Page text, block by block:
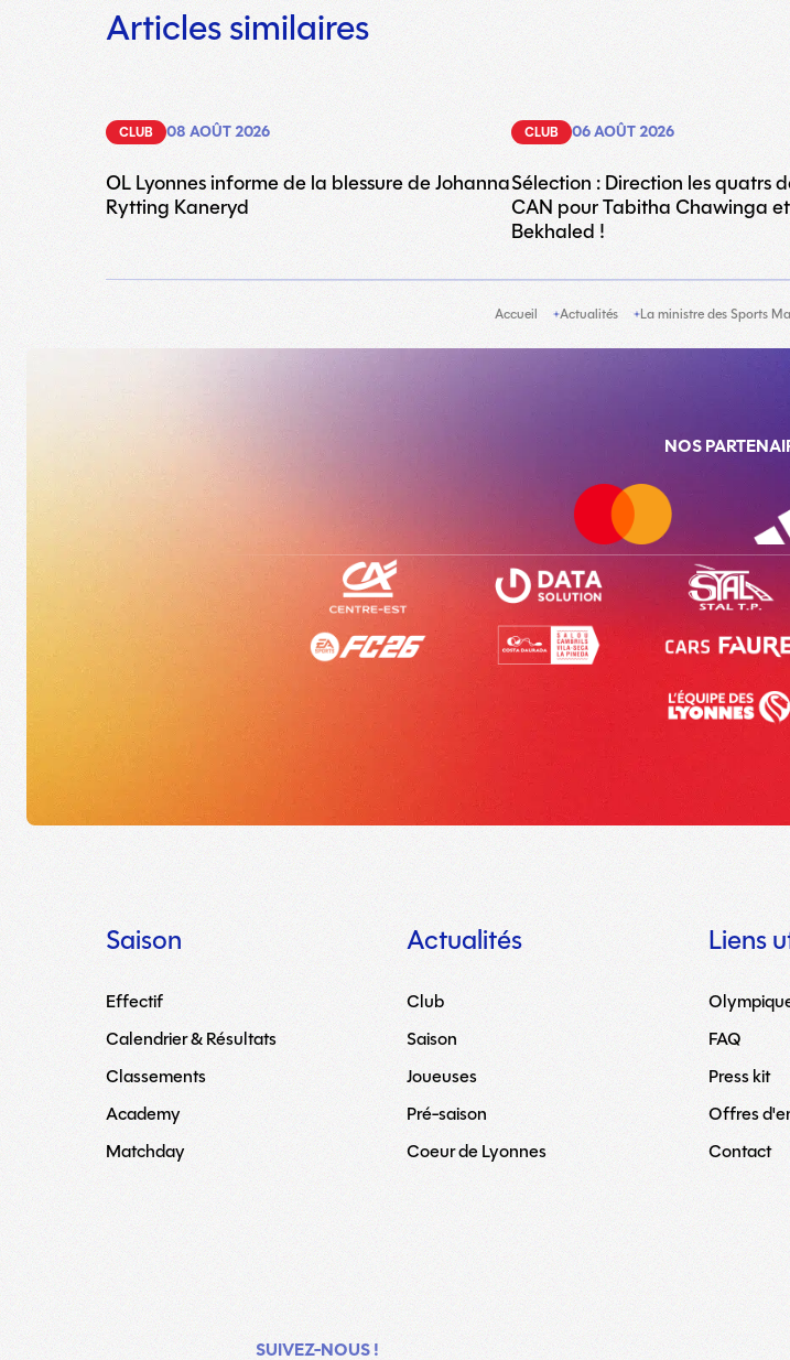
Articles similaires
CLUB 08 AOÛT 2026
OL Lyonnes informe de la blessure de Johanna
Rytting Kaneryd
CLUB 06 AOÛT 2026
Sélection : Direction les quatrs
CAN pour Tabitha Chawinga
Bekhaled !
Accueil Actualités La ministre des Sports
NOS
Saison
Effectif
Calendrier & Résultats
Classements
Academy
Matchday
Actualités
Club
Saison
Joueuses
Pré-saison
Coeur de Lyonnes
Liens
FAQ
Press kit
Offres
Contact
SUIVEZ-NOUS !